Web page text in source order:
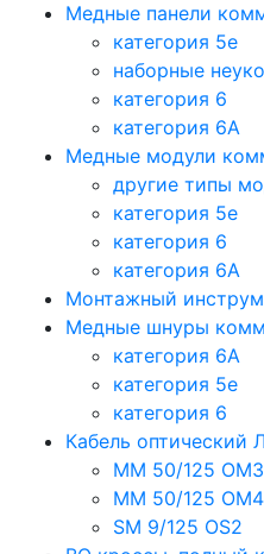
Медные панели
категория 5e
наборные
категория 6
категория 6A
Медные модули
другие типы
категория 5е
категория 6
категория 6A
Монтажный
Медные шнуры
категория 6A
категория 5e
категория 6
Кабель оптический
MM 50/125 OM3
MM 50/125 OM4
SM 9/125 OS2